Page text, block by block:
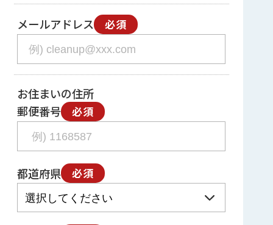
メールアドレス 必須
お住まいの住所
郵便番号
必須
都道府県 必須